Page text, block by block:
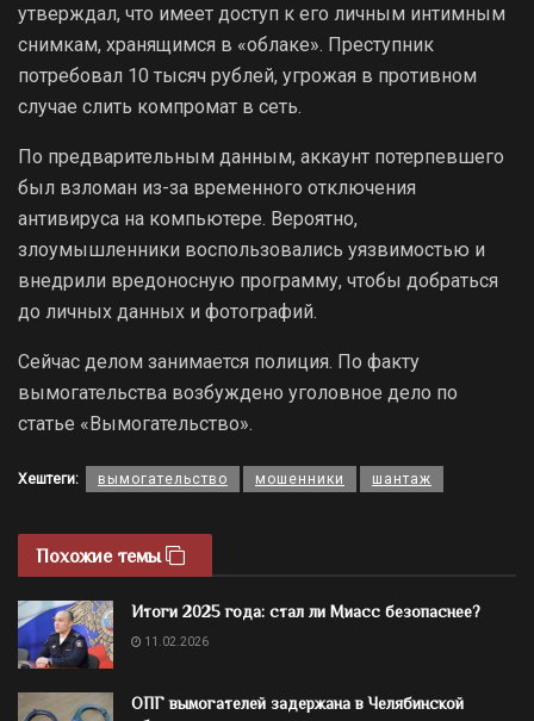
утверждал, что имеет доступ к его личным интимным
снимкам, хранящимся в «облаке». Преступник
потребовал 10 тысяч рублей, угрожая в противном
случае слить компромат в сеть.
По предварительным данным, аккаунт потерпевшего
был взломан из-за временного отключения
антивируса на компьютере. Вероятно,
злоумышленники воспользовались уязвимостью и
внедрили вредоносную программу, чтобы добраться
до личных данных и фотографий.
Сейчас делом занимается полиция. По факту
вымогательства возбуждено уголовное дело по
статье «Вымогательство».
Хештеги: вымогательство мошенники шантаж
Похожие темы
Итоги 2025 года: стал ли Миасс безопаснее?
11.02.2026
ОПГ вымогателей задержана в Челябинской